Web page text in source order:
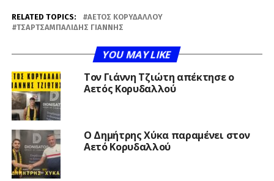
RELATED TOPICS:
ΑΕΤΌΣ ΚΟΡΥΔΑΛΛΟΎ
ΤΣΑΡΤΣΑΜΠΑΛΊΔΗΣ ΓΙΆΝΝΗΣ
YOU MAY LIKE
Τον Γιάννη Τζιώτη απέκτησε ο
Αετός Κορυδαλλού
O Δημήτρης Χύκα παραμένει στον
Αετό Κορυδαλλού